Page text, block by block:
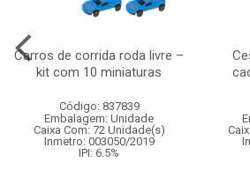
Carros de corrida roda livre –
kit com 10 miniaturas
Código: 837839
Embalagem: Unidade
Caixa Com: 72 Unidade(s)
Inmetro: 003050/2019
IPI: 6.5%